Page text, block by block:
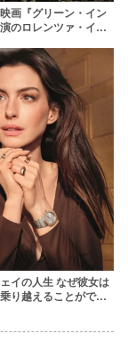
画『グリーン・イン
のロレンツァ・イッ
イの人生 なぜ彼女は
り越えることができ